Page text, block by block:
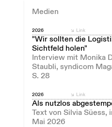
Medien
2026
"Wir sollten die
Sichtfeld holen"
Interview mit Monika
Staubli, syndicom
S. 28
Link
2026
Als nutzlos
Text von Silvia Süess,
Mai 2026
Link